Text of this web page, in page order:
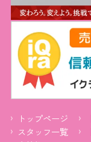
トップページ
スタッフ一覧